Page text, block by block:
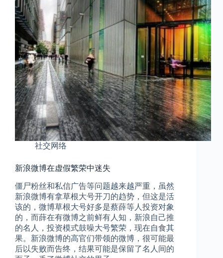
社交网络
新浪微博在虚假繁荣中迷失
僵尸粉丝和私信广告等问题越来越严重，虽然
新浪微博有拿草根大号开刀的趋势，但这是活
该的，微博草根大号好多是蔡薛等人投资对象
的，而薛在有微博之前鲜有人知，新浪自己推
的名人，投资模式鼓噪大号繁荣，现在自食其
果。新浪微博的高官们带领的微博，很可能最
后以失败而告终，结果可能是保留了名人间的